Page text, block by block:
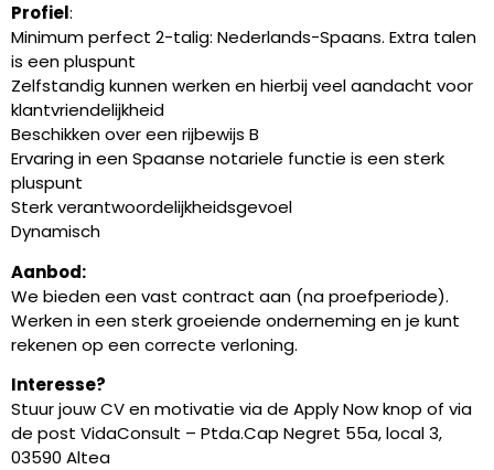
Profiel:
Minimum perfect 2-talig: Nederlands-Spaans. Extra talen
is een pluspunt
Zelfstandig kunnen werken en hierbij veel aandacht voor
klantvriendelijkheid
Beschikken over een rijbewijs B
Ervaring in een Spaanse notariele functie is een sterk
pluspunt
Sterk verantwoordelijkheidsgevoel
Dynamisch
Aanbod:
We bieden een vast contract aan (na proefperiode).
Werken in een sterk groeiende onderneming en je kunt
rekenen op een correcte verloning.
Interesse?
Stuur jouw CV en motivatie via de Apply Now knop of via
de post VidaConsult – Ptda.Cap Negret 55a, local 3,
03590 Altea